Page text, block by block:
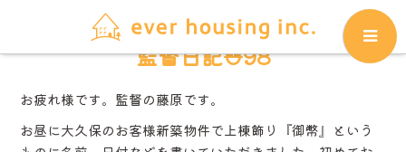
監督日記⛑98
お疲れ様です。監督の藤原です。
お昼に大久保のお客様新築物件で上棟飾り『御幣』という